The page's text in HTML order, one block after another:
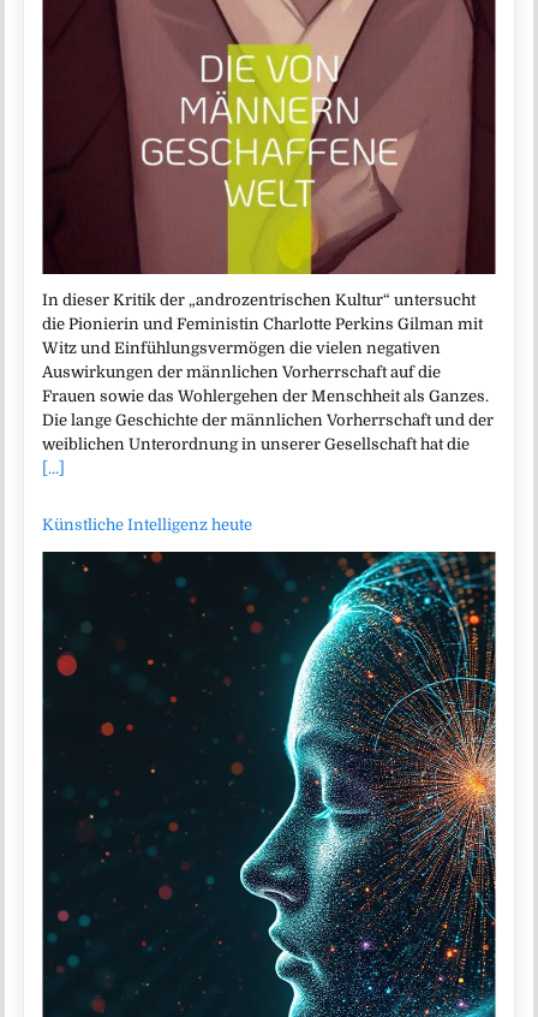
In dieser Kritik der „androzentrischen Kultur“ untersucht
die Pionierin und Feministin Charlotte Perkins Gilman mit
Witz und Einfühlungsvermögen die vielen negativen
Auswirkungen der männlichen Vorherrschaft auf die
Frauen sowie das Wohlergehen der Menschheit als Ganzes.
Die lange Geschichte der männlichen Vorherrschaft und der
weiblichen Unterordnung in unserer Gesellschaft hat die
[...]
Künstliche Intelligenz heute